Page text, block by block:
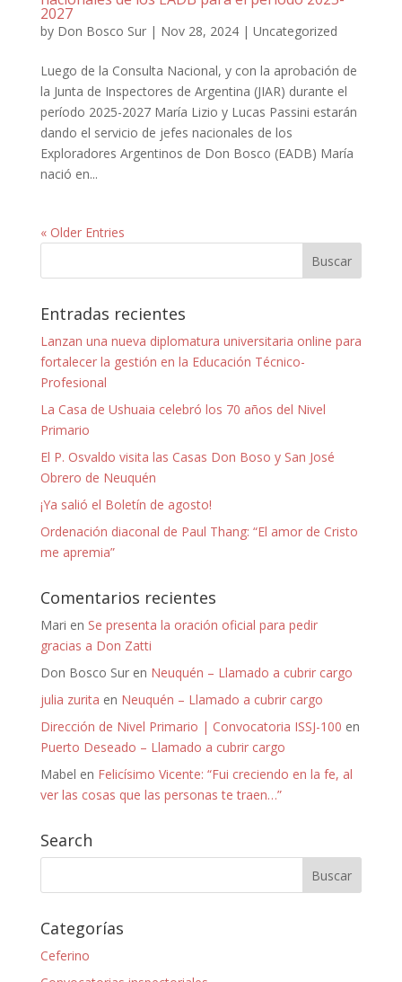
2027
by Don Bosco Sur| Nov 28, 2024| Uncategorized
Luego de la Consulta Nacional, y con la aprobación de
la Junta de Inspectores de Argentina (JIAR) durante el
período 2025-2027 María Lizio y Lucas Passini estarán
dando el servicio de jefes nacionales de los
Exploradores Argentinos de Don Bosco (EADB) María
nació en...
« Older Entries
Entradas recientes
Lanzan una nueva diplomatura universitaria online para
fortalecer la gestión en la Educación Técnico-
Profesional
La Casa de Ushuaia celebró los 70 años del Nivel
Primario
El P. Osvaldo visita las Casas Don Boso y San José
Obrero de Neuquén
¡Ya salió el Boletín de agosto!
Ordenación diaconal de Paul Thang: “El amor de Cristo
me apremia”
Comentarios recientes
Mari en Se presenta la oración oficial para pedir
gracias a Don Zatti
Don Bosco Suren Neuquén – Llamado a cubrir cargo
julia zurita en Neuquén – Llamado a cubrir cargo
Dirección de Nivel Primario | Convocatoria ISSJ-100 en
Puerto Deseado – Llamado a cubrir cargo
Mabel en Felicísimo Vicente: “Fui creciendo en la fe, al
ver las cosas que las personas te traen…”
Search
Categorías
Ceferino